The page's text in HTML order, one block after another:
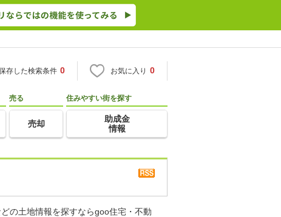
存した検索条件 0 お気に入り 0
売る
売却
住みやすい街を探す
助成金
情報
の土地情報を探すならgoo住宅・不動